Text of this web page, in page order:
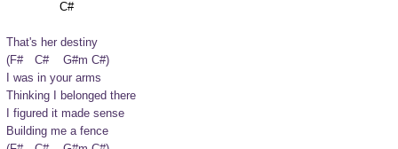
               C#
That's her destiny
(F#	C#	G#m	C#)
I was in your arms
Thinking I belonged there
I figured it made sense
Building me a fence